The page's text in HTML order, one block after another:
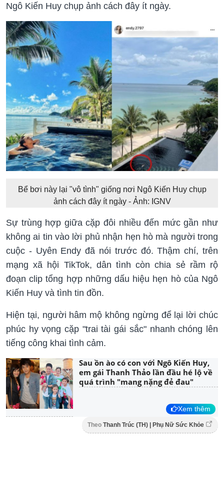
Ngô Kiến Huy chụp ảnh cách đây ít ngày.
Bể bơi này lại "vô tình" giống nơi Ngô Kiến Huy chụp
ảnh cách đây ít ngày - Ảnh: IGNV
Sự trùng hợp giữa cặp đôi nhiều đến mức gần như
không ai tin vào lời phủ nhận hẹn hò mà người trong
cuộc - Uyên Endy đã nói trước đó. Thậm chí, trên
mạng xã hội TikTok, dân tình còn chia sẻ rầm rộ
đoạn clip tổng hợp những dấu hiệu hẹn hò của Ngô
Kiến Huy và tình tin đồn.
Hiện tại, người hâm mộ không ngừng để lại lời chúc
phúc hy vọng cặp "trai tài gái sắc" nhanh chóng lên
tiếng công khai tình cảm.
Sau ồn ào có con với Ngô Kiến Huy,
em gái Thanh Thảo lần đầu hé lộ về
quá trình "mang nặng đẻ đau"
Xem thêm
Theo Thanh Trúc (TH) | Phụ Nữ Sức Khỏe